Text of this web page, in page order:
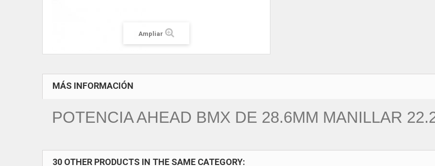
Ampliar
MÁS INFORMACIÓN
POTENCIA AHEAD BMX DE 28.6MM MANILLAR
30 OTHER PRODUCTS IN THE SAME CATEGORY: